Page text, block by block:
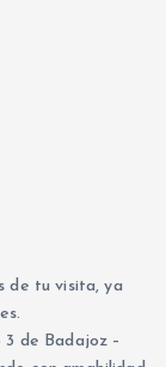
de tu visita, ya
de Badajoz –